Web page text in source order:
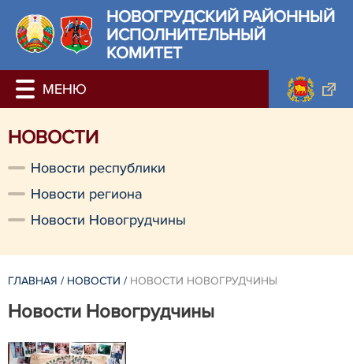
НОВОГРУДСКИЙ РАЙОННЫЙ
ИСПОЛНИТЕЛЬНЫЙ
КОМИТЕТ
НОВОСТИ
Новости республики
Новости региона
Новости Новогрудчины
ГЛАВНАЯ / НОВОСТИ / НОВОСТИ НОВОГРУДЧИНЫ
Новости Новогрудчины